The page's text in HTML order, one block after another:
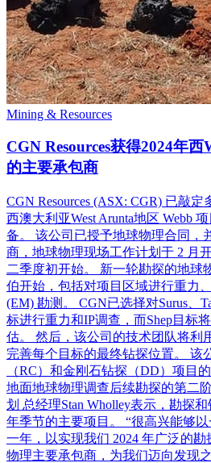
Mining & Resources
CGN Resources获得2024年
的主要承包商
CGN Resources (ASX: CGR) 已敲
西澳大利亚West Arunta地区 Webb
备。 该公司已授予地球物理合同，
商，地球物理现场工作计划于 2 月
二季度初开始。 新一轮勘探的地球
伯开始，包括对项目区域进行重力
(EM) 勘测。 CGN已选择对Surus、
标进行重力和IP调查，而Shep目标
估。 然后，该公司的技术团队将利
完善每个目标的最终钻探位置。 该
（RC）和金刚石钻探（DD）项目
地面地球物理调查后续勘探的第二
划 总经理Stan Wholley表示，勘探
年季节的主要项目。 “很高兴能够
一年，以实现我们 2024 年广泛的
物理主要承包商，为我们迈向发现